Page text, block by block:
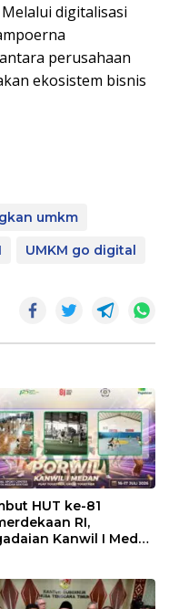
digitalisasi
perusahaan
ekosistem bisnis
umkm
UMKM go digital
HUT ke-81
RI,
Kanwil I Medan
Together”